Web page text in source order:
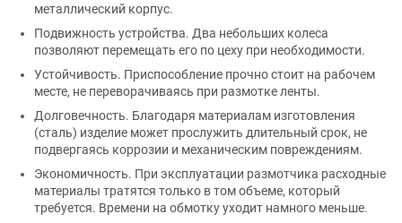
металлический корпус.
Подвижность устройства. Два небольших колеса
позволяют перемещать его по цеху при необходимости.
Устойчивость. Приспособление прочно стоит на рабочем
месте, не переворачиваясь при размотке ленты.
Долговечность. Благодаря материалам изготовления
(сталь) изделие может прослужить длительный срок, не
подвергаясь коррозии и механическим повреждениям.
Экономичность. При эксплуатации размотчика расходные
материалы тратятся только в том объеме, который
требуется. Времени на обмотку уходит намного меньше.